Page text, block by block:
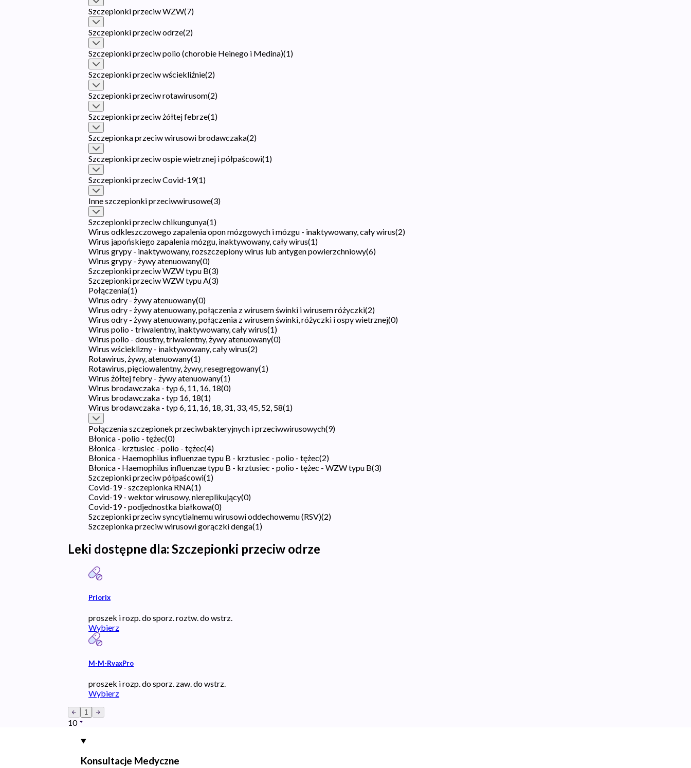
Szczepionki przeciw WZW(7)
Szczepionki przeciw odrze(2)
Szczepionki przeciw polio (chorobie Heinego i Medina)(1)
Szczepionki przeciw wściekliźnie(2)
Szczepionki przeciw rotawirusom(2)
Szczepionki przeciw żółtej febrze(1)
Szczepionka przeciw wirusowi brodawczaka(2)
Szczepionki przeciw ospie wietrznej i półpaścowi(1)
Szczepionki przeciw Covid-19(1)
Inne szczepionki przeciwwirusowe(3)
Szczepionki przeciw chikungunya(1)
Wirus odkleszczowego zapalenia opon mózgowych i mózgu - inaktywowany, cały wirus(2)
Wirus japońskiego zapalenia mózgu, inaktywowany, cały wirus(1)
Wirus grypy - inaktywowany, rozszczepiony wirus lub antygen powierzchniowy(6)
Wirus grypy - żywy atenuowany(0)
Szczepionki przeciw WZW typu B(3)
Szczepionki przeciw WZW typu A(3)
Połączenia(1)
Wirus odry - żywy atenuowany(0)
Wirus odry - żywy atenuowany, połączenia z wirusem świnki i wirusem różyczki(2)
Wirus odry - żywy atenuowany, połączenia z wirusem świnki, różyczki i ospy wietrznej(0)
Wirus polio - triwalentny, inaktywowany, cały wirus(1)
Wirus polio - doustny, triwalentny, żywy atenuowany(0)
Wirus wścieklizny - inaktywowany, cały wirus(2)
Rotawirus, żywy, atenuowany(1)
Rotawirus, pięciowalentny, żywy, resegregowany(1)
Wirus żółtej febry - żywy atenuowany(1)
Wirus brodawczaka - typ 6, 11, 16, 18(0)
Wirus brodawczaka - typ 16, 18(1)
Wirus brodawczaka - typ 6, 11, 16, 18, 31, 33, 45, 52, 58(1)
Połączenia szczepionek przeciwbakteryjnych i przeciwwirusowych(9)
Błonica - polio - tężec(0)
Błonica - krztusiec - polio - tężec(4)
Błonica - Haemophilus influenzae typu B - krztusiec - polio - tężec(2)
Błonica - Haemophilus influenzae typu B - krztusiec - polio - tężec - WZW typu B(3)
Szczepionki przeciw półpaścowi(1)
Covid-19 - szczepionka RNA(1)
Covid-19 - wektor wirusowy, niereplikujący(0)
Covid-19 - podjednostka białkowa(0)
Szczepionki przeciw syncytialnemu wirusowi oddechowemu (RSV)(2)
Szczepionka przeciw wirusowi gorączki denga(1)
Leki dostępne dla: Szczepionki przeciw odrze
Priorix
proszek i rozp. do sporz. roztw. do wstrz.
Wybierz
M-M-RvaxPro
proszek i rozp. do sporz. zaw. do wstrz.
Wybierz
1
10
Konsultacje Medyczne